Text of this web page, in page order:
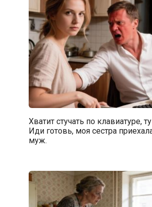
Хватит стучать по клавиатуре,
Иди готовь, моя сестра
муж.